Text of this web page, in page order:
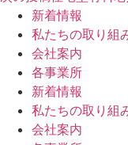
新着情報
私たちの取り組
会社案内
各事業所
新着情報
私たちの取り組
会社案内